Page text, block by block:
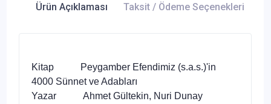
Ürün Açıklaması Taksit / Ödeme Seçenekleri
Kitap Peygamber Efendimiz (s.a.s.)'in
4000 Sünnet ve Adabları
Yazar Ahmet Gültekin, Nuri Dunay